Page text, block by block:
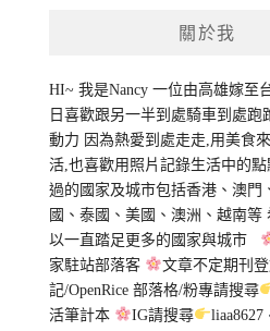
關於我
HI~ 我是Nancy 一位由高雄嫁至
日喜歡跟另一半到處騎車到處跑
動力 因為熱愛到處走走,用美食
活,也喜歡用照片記錄生活中的
過的國家及城市包括香港、澳門
國、泰國、美國、澳洲、越南等
以一直踏足更多的國家與城市
家駐站部落客
文章不定期刊
記/OpenRice 部落格/粉專請搜尋
活筆計本
IG請搜尋 liaa8627